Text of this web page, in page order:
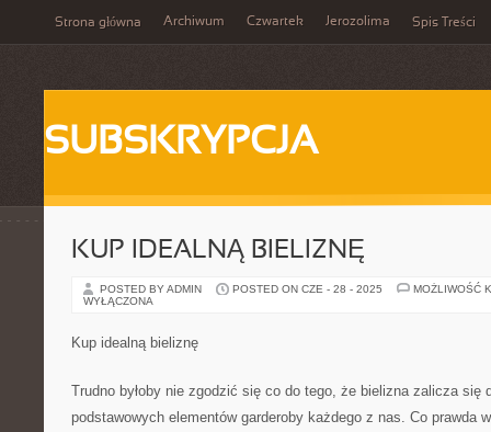
Strona główna Archiwum Czwartek Jerozolima Spis Treści
SUBSKRYPCJA
KUP IDEALNĄ BIELIZNĘ
POSTED BY ADMIN POSTED ON CZE - 28 - 2025
MOŻLIWOŚĆ
WYŁĄCZONA
Kup idealną bieliznę
Trudno byłoby nie zgodzić się co do tego, że bielizna zalicza się
podstawowych elementów garderoby każdego z nas. Co prawda